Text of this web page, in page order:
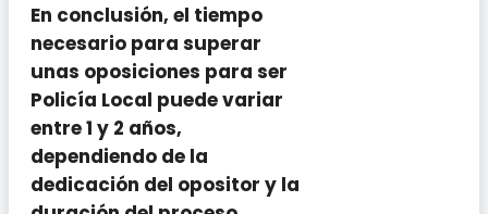
En conclusión, el tiempo
necesario para superar
unas oposiciones para ser
Policía Local puede variar
entre 1 y 2 años,
dependiendo de la
dedicación del opositor y la